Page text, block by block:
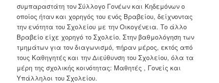
συμπαραστάτη τον Σύλλογο Γονέων και Κηδεμόνων ο
οποίος ήταν και χορηγός του ενός Βραβείου, δείχνοντας
την ενότητα του Σχολείου με την Οικογένεια. Το άλλο
Βραβείο είχε χορηγό το Σχολείο. Στην βαθμολόγηση των
τμημάτων για τον διαγωνισμό, πήραν μέρος, εκτός από
τους Καθηγητές και την Διεύθυνση του Σχολείου, όλα τα
μέρη της σχολικής κοινότητας: Μαθητές , Γονείς και
Υπάλληλοι του Σχολείου.